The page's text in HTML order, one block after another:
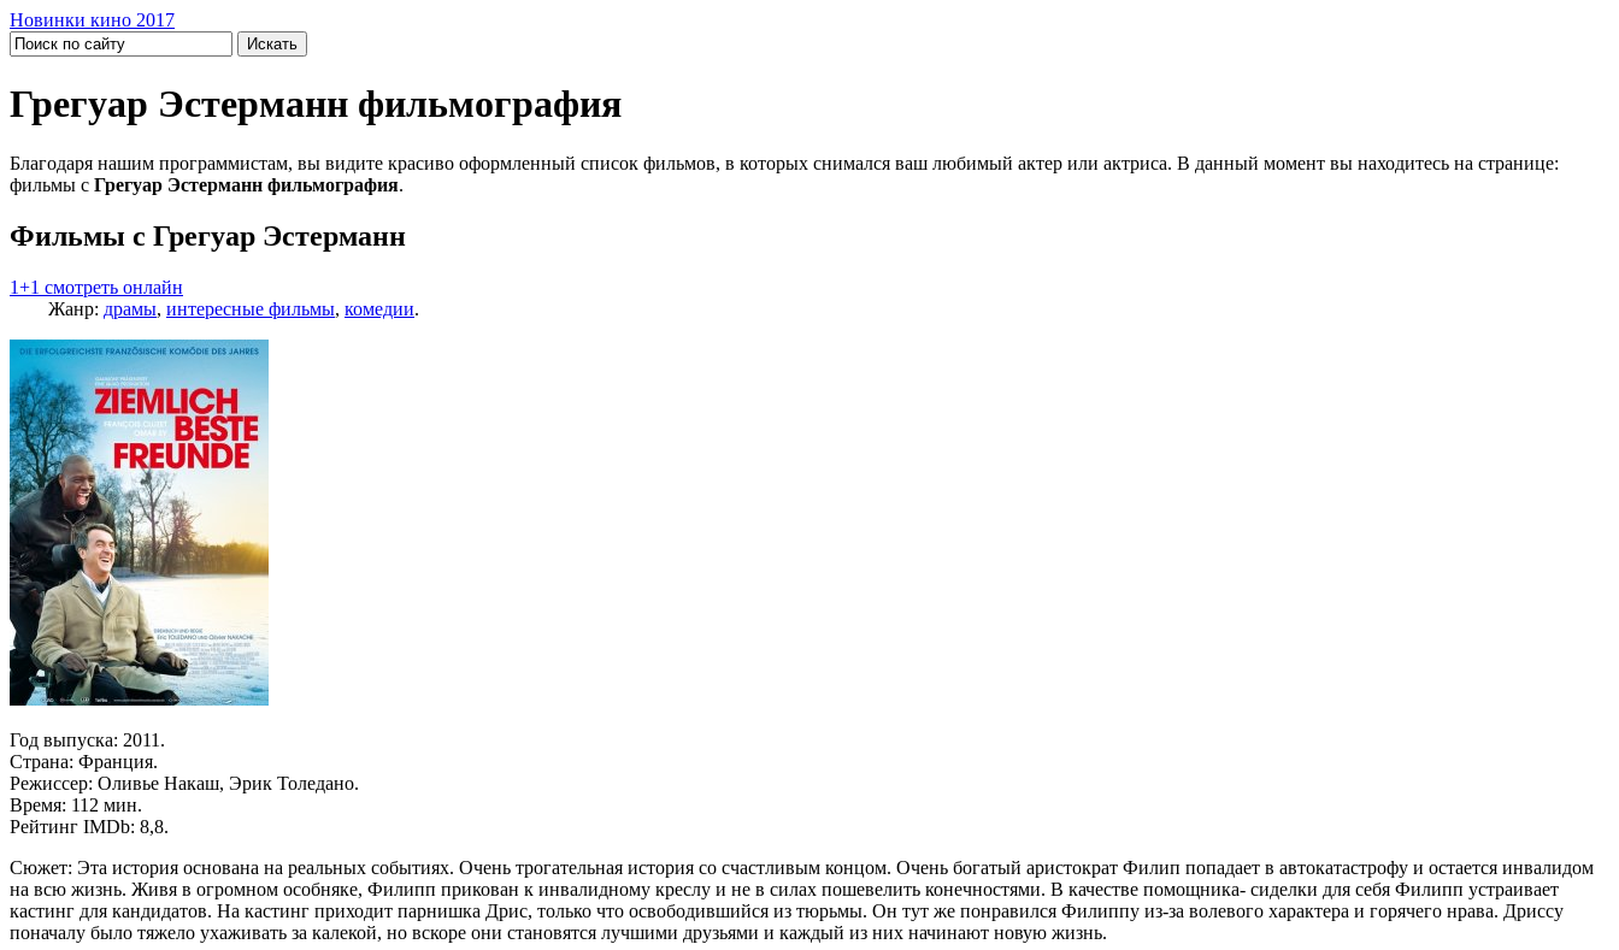
Новинки кино 2017
Грегуар Эстерманн фильмография
Благодаря нашим программистам, вы видите красиво оформленный список фильмов, в которых снимался ваш любимый актер или актриса. В данный момент вы находитесь на странице:
фильмы с Грегуар Эстерманн фильмография.
Фильмы с Грегуар Эстерманн
1+1 смотреть онлайн
Жанр: драмы, интересные фильмы, комедии.
Год выпуска: 2011.
Страна: Франция.
Режиссер: Оливье Накаш, Эрик Толедано.
Время: 112 мин.
Рейтинг IMDb: 8,8.
Сюжет: Эта история основана на реальных событиях. Очень трогательная история со счастливым концом. Очень богатый аристократ Филип попадает в автокатастрофу и остается инвалидом
на всю жизнь. Живя в огромном особняке, Филипп прикован к инвалидному креслу и не в силах пошевелить конечностями. В качестве помощника- сиделки для себя Филипп устраивает
кастинг для кандидатов. На кастинг приходит парнишка Дрис, только что освободившийся из тюрьмы. Он тут же понравился Филиппу из-за волевого характера и горячего нрава. Дриссу
поначалу было тяжело ухаживать за калекой, но вскоре они становятся лучшими друзьями и каждый из них начинают новую жизнь.